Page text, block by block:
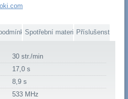
Spotřební materiálPříslušenství
30 str./min
17,0 s
8,9 s
533 MHz